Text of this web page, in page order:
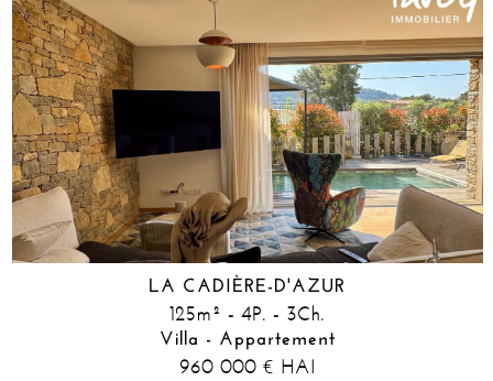
LA CADIÈRE-D'AZUR
125m² - 4P. - 3Ch.
Villa - Appartement
960 000 € HAI